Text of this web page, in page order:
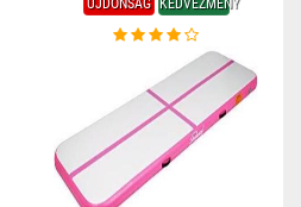
ÚJDONSÁG KEDVEZMÉNY